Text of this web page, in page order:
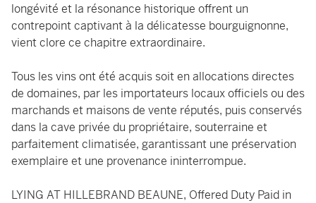
longévité et la résonance historique offrent un
contrepoint captivant à la délicatesse bourguignonne,
vient clore ce chapitre extraordinaire.
Tous les vins ont été acquis soit en allocations directes
de domaines, par les importateurs locaux officiels ou des
marchands et maisons de vente réputés, puis conservés
dans la cave privée du propriétaire, souterraine et
parfaitement climatisée, garantissant une préservation
exemplaire et une provenance ininterrompue.
LYING AT HILLEBRAND BEAUNE, Offered Duty Paid in